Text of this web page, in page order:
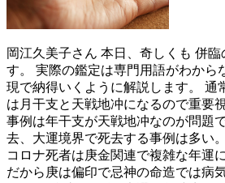
岡江久美子さん 本日、奇しくも 併
す。 実際の鑑定は専門用語がわから
現で納得いくように解説します。 通
は月干支と天戦地冲になるので重要
事例は年干支が天戦地冲なのが問題
去、大運境界で死去する事例は多い
コロナ死者は庚金関連で複雑な年運
だから庚は偏印で忌神の命造では病